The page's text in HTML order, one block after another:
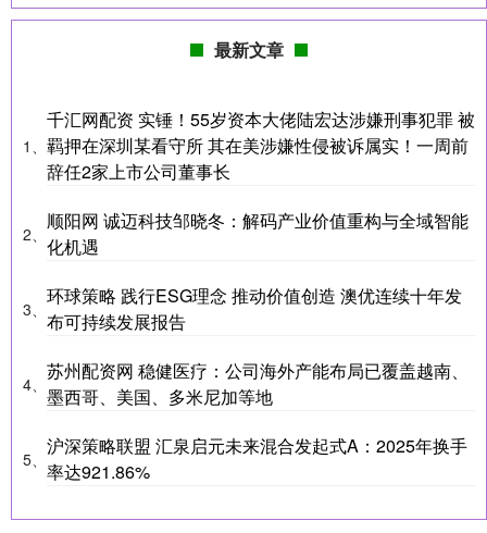
最新文章
1、
千汇网配资 实锤！55岁资本大佬陆宏达涉嫌刑事犯罪 被
羁押在深圳某看守所 其在美涉嫌性侵被诉属实！一周前
辞任2家上市公司董事长
2、
顺阳网 诚迈科技邹晓冬：解码产业价值重构与全域智能
化机遇
3、
环球策略 践行ESG理念 推动价值创造 澳优连续十年发
布可持续发展报告
4、
苏州配资网 稳健医疗：公司海外产能布局已覆盖越南、
墨西哥、美国、多米尼加等地
5、
沪深策略联盟 汇泉启元未来混合发起式A：2025年换手
率达921.86%